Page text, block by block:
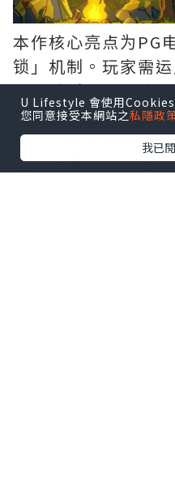
本作核心亮点为PG
锁」机制。玩家需
示、聆听居民口信
梁开拓路径。这些
事，让玩家在探索
逐步拼凑森林背后
U Lifestyle 會使用Cookies
您同意接受本網站之私隱政
我已